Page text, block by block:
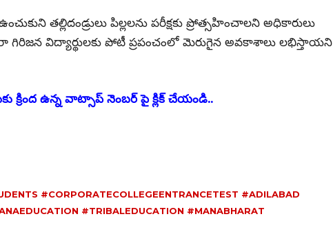
తల్లిదండ్రులు పిల్లలను పరీక్షకు ప్రోత్సహించాలని అధికారులు
గిరిజన విద్యార్థులకు పోటీ ప్రపంచంలో మెరుగైన అవకాశాలు లభిస్తాయని
క్రింద ఉన్న వాట్సాప్ నెంబర్ పై క్లిక్ చేయండి..
#CORPORATECOLLEGEENTRANCETEST #ADILABAD
#TRIBALEDUCATION #MANABHARAT